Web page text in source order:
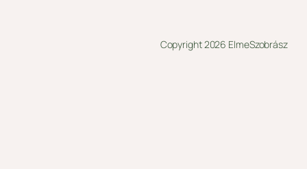
Copyright 2026 ElmeSzobrász